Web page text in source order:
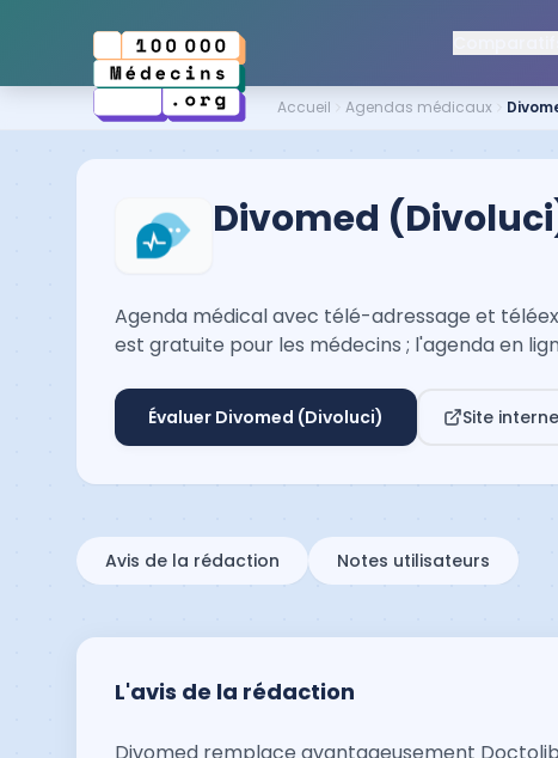
Accueil Agendas médicaux
Divomed
Agenda médical avec télé-adressage et
est gratuite pour les médecins ; l'agenda en
Évaluer Divomed (Divoluci) Site
Avis de la rédaction Notes utilisateurs
L'avis de la rédaction